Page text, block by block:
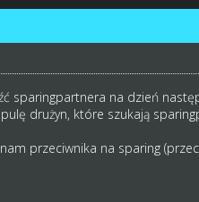
sparingpartnera na dzień
drużyn, które szukają
przeciwnika na sparing